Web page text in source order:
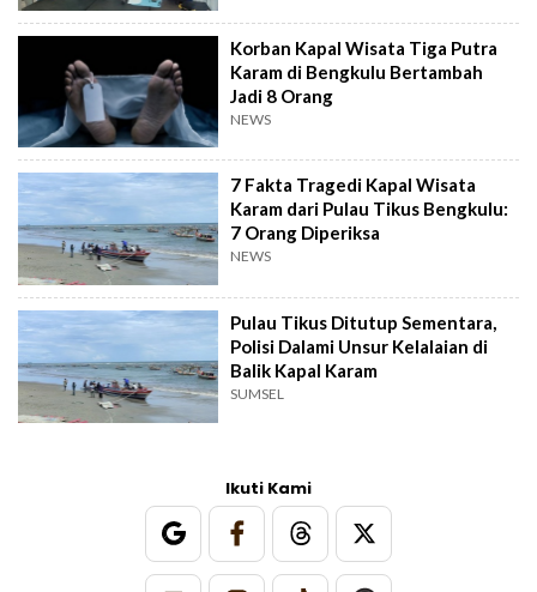
Korban Kapal Wisata Tiga Putra
Karam di Bengkulu Bertambah
Jadi 8 Orang
NEWS
7 Fakta Tragedi Kapal Wisata
Karam dari Pulau Tikus Bengkulu:
7 Orang Diperiksa
NEWS
Pulau Tikus Ditutup Sementara,
Polisi Dalami Unsur Kelalaian di
Balik Kapal Karam
SUMSEL
Ikuti Kami